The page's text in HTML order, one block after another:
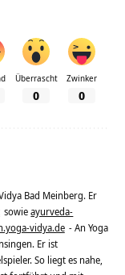
Überrascht
0
Zwinker
0
Bad Meinberg. Er
sowieayurveda-
vidya.de - An Yoga
Er ist
So liegt es nahe,